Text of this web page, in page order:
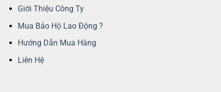
Giới Thiệu Công Ty
Mua Bảo Hộ Lao Động ?
Hướng Dẫn Mua Hàng
Liên Hệ